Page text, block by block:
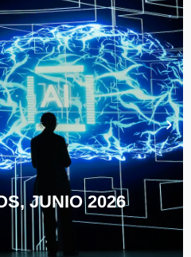
JUNIO 2026